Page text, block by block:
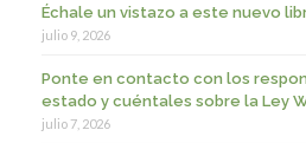
Échale un vistazo a este nuevo
julio 9, 2026
Ponte en contacto con los
estado y cuéntales sobre la Ley
julio 7, 2026